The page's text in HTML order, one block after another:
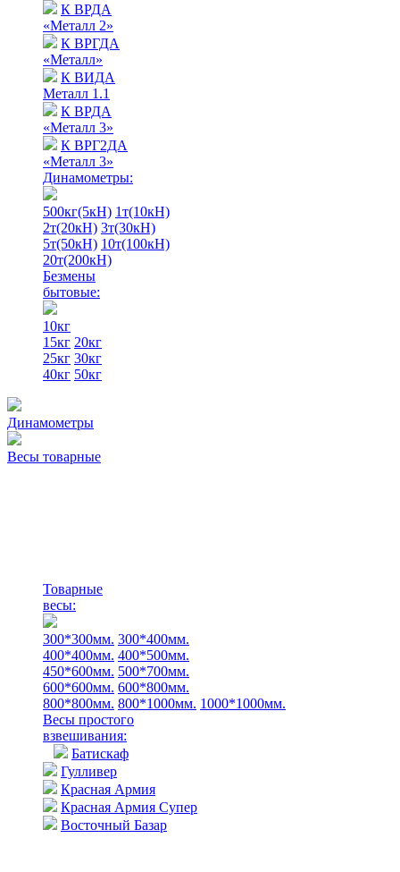
К ВРДА
«Металл 2»
К ВРГДА
«Металл»
К ВИДА
Металл 1.1
К ВРДА
«Металл 3»
К ВРГ2ДА
«Металл 3»
Динамометры:
500кг(5кН) 1т(10кН)
2т(20кН) 3т(30кН)
5т(50кН) 10т(100кН)
20т(200кН)
Безмены
бытовые:
10кг
15кг 20кг
25кг 30кг
40кг 50кг
Динамометры
Весы товарные
Товарные
весы:
300*300мм. 300*400мм.
400*400мм. 400*500мм.
450*600мм. 500*700мм.
600*600мм. 600*800мм.
800*800мм. 800*1000мм. 1000*1000мм.
Весы простого
взвешивания:
Батискаф
Гулливер
Красная Армия
Красная Армия Супер
Восточный Базар